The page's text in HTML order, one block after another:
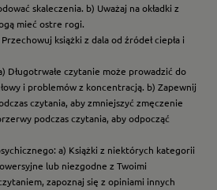
skaleczenia. b) Uważaj na okładki z
mieć ostre rogi.
książki z dala od źródeł ciepła i
Długotrwałe czytanie może prowadzić do
i problemów z koncentracją. b) Zapewnij
czytania, aby zmniejszyć zmęczenie
podczas czytania, aby odpocząć
a) Książki z niektórych kategorii
lub niezgodne z Twoimi
zapoznaj się z opiniami innych